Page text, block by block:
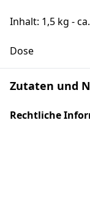
Inhalt: 1,5 kg -
Dose
Zutaten und
Rechtliche